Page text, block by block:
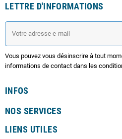
LETTRE D'INFORMATIONS
Vous pouvez vous désinscrire à tout
informations de contact dans les
INFOS
NOS SERVICES
LIENS UTILES